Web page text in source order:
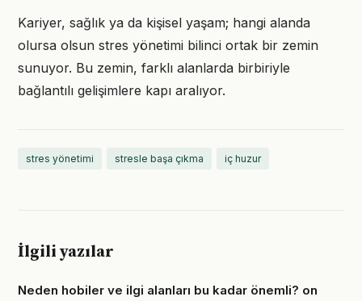
Kariyer, sağlık ya da kişisel yaşam; hangi alanda
olursa olsun stres yönetimi bilinci ortak bir zemin
sunuyor. Bu zemin, farklı alanlarda birbiriyle
bağlantılı gelişimlere kapı aralıyor.
stres yönetimi stresle başa çıkma iç huzur
İlgili yazılar
Neden hobiler ve ilgi alanları bu kadar önemli? on